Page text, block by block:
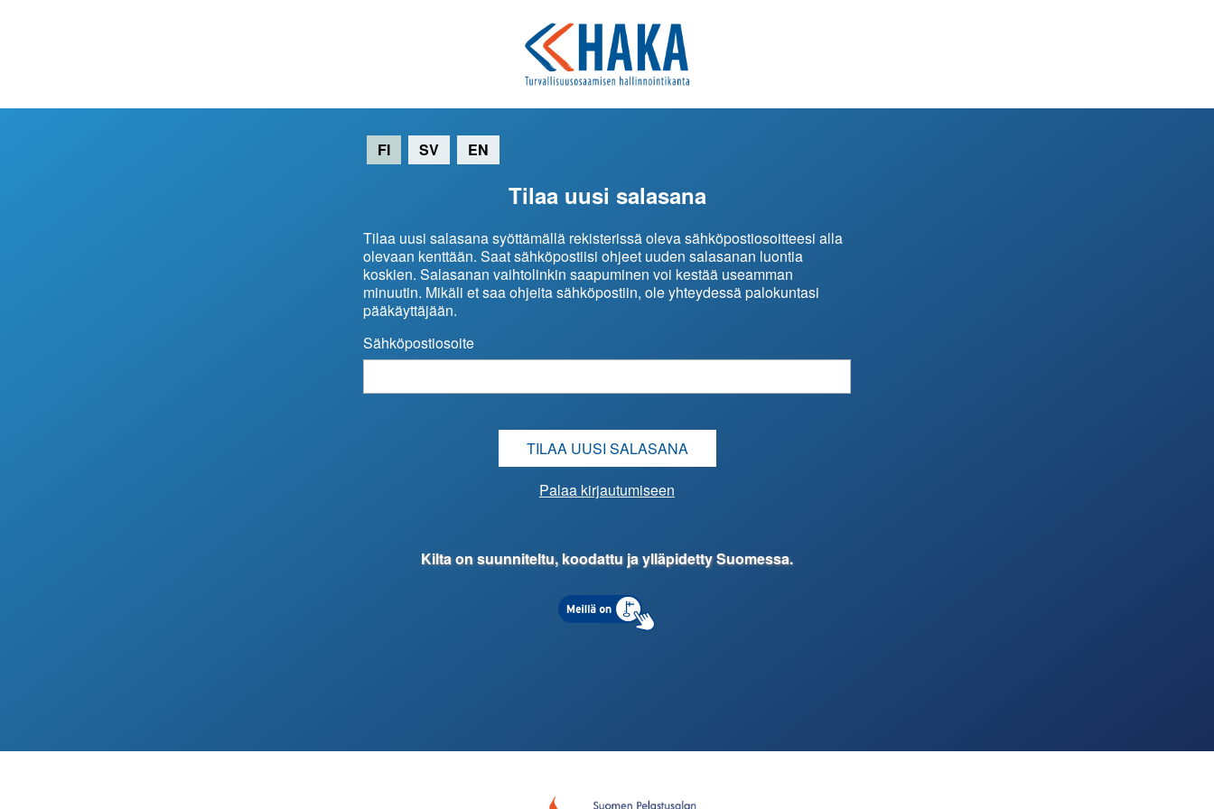
FI SV EN
Tilaa uusi salasana
Tilaa uusi salasana syöttämällä rekisterissä oleva sähköpostiosoitteesi alla
olevaan kenttään. Saat sähköpostiisi ohjeet uuden salasanan luontia
koskien. Salasanan vaihtolinkin saapuminen voi kestää useamman
minuutin. Mikäli et saa ohjeita sähköpostiin, ole yhteydessä palokuntasi
pääkäyttäjään.
Sähköpostiosoite
TILAA UUSI SALASANA
Palaa kirjautumiseen
Kilta on suunniteltu, koodattu ja ylläpidetty Suomessa.